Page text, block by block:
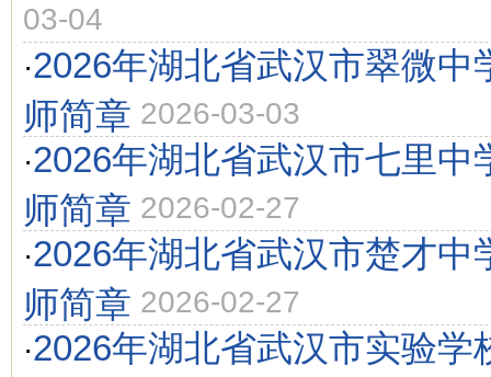
03-04
·2026年湖北省武汉市翠微中
师简章 2026-03-03
·2026年湖北省武汉市七里中
师简章 2026-02-27
·2026年湖北省武汉市楚才中
师简章 2026-02-27
·2026年湖北省武汉市实验学